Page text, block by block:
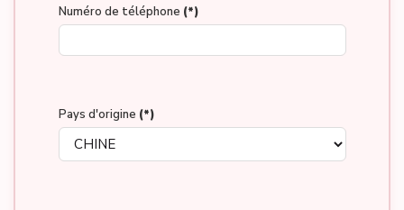
Numéro de téléphone (*)
Pays d'origine (*)